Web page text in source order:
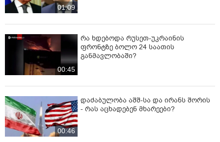
01:09
00:45
რა ხდებოდა რუსეთ-უკრაინის
ფრონტზე ბოლო 24 საათის
განმავლობაში?
00:46
დაძაბულობა აშშ-სა და ირანს შორის
- რას აცხადებენ მხარეები?